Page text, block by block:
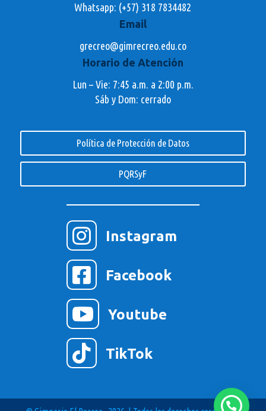
Whatsapp: (+57) 318 7834482
Email
grecreo@gimrecreo.edu.co
Horario de Atención
Lun – Vie: 7:45 a.m. a 2:00 p.m.
Sáb y Dom: cerrado
Política de Protección de Datos
PQRSyF
 Instagram
 Facebook
 Youtube
 TikTok